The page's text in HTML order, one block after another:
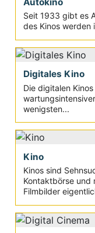
Seit 1933 gibt es
des Kinos werden
Digitales Kino
Die digitalen
wenigsten...
Kino
Kinos sind
Kontaktbörse und
Filmbilder